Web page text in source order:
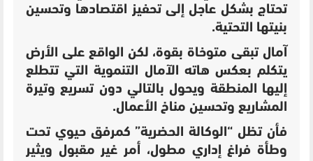
تحتاج بشكل عاجل إلى تحفيز اقتصادها وتحسين
بنيتها التحتية.
آمال تبقى متوخاة بقوة، لكن الواقع على الأرض
يتكلم بعكس هاته الآمال التنموية التي تتطلع
إليها المنطقة ويحول بالتالي دون تسريع وتيرة
المشاريع وتحسين مناخ الأعمال.
فأن تظل “الوكالة الحضرية” كمرفق حيوي تحت
وطأة فراغ إداري مطول، أمر غير مقبول ويثير